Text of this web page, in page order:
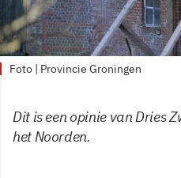
Foto | Provincie Groningen
Dit is een opinie van Dries
het Noorden.